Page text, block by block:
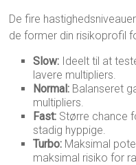
De fire
de former din risikoprofil
Slow: Ideelt til at
lavere multipliers.
Normal: Balanseret
multipliers.
Fast: Større chance
stadig hyppige.
Turbo: Maksimal
maksimal risiko for